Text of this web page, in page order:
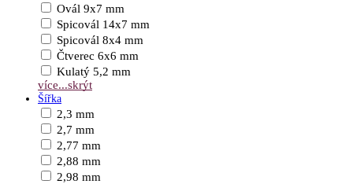
Ovál 9x7 mm
Spicovál 14x7 mm
Spicovál 8x4 mm
Čtverec 6x6 mm
Kulatý 5,2 mm
více...skrýt
Šířka
2,3 mm
2,7 mm
2,77 mm
2,88 mm
2,98 mm